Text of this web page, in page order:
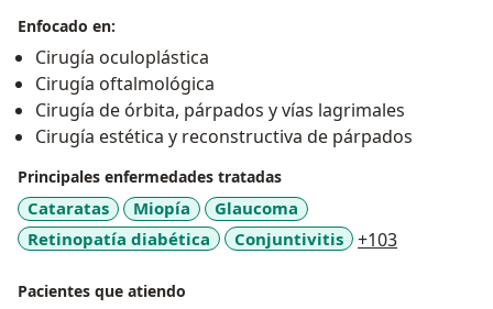
Enfocado en:
Cirugía oculoplástica
Cirugía oftalmológica
Cirugía de órbita, párpados y vías lagrimales
Cirugía estética y reconstructiva de párpados
Principales enfermedades tratadas
Cataratas Miopía
Glaucoma
Retinopatía diabética
Conjuntivitis +103
Pacientes que atiendo